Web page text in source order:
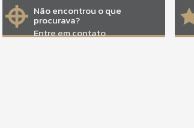
Não encontrou o que
procurava?
Entre em contato